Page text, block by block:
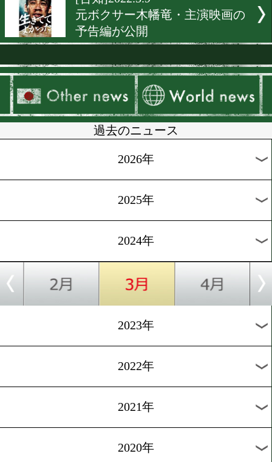
9人の名トレーナーが井上
ネア戦をチャートで比較
[相関図]2022.5.16
5月と6月はライト級が熱い!
[告知]2022.5.8
44歳の野中悠樹クラウドフ
ディング開始
[試合写真]2022.4.10
ラリー!
[告知]2022.3.9
元ボクサー木幡竜・主演映
予告編が公開